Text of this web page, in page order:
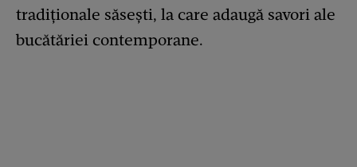
tradiționale săsești, la care adaugă savori ale
bucătăriei contemporane.